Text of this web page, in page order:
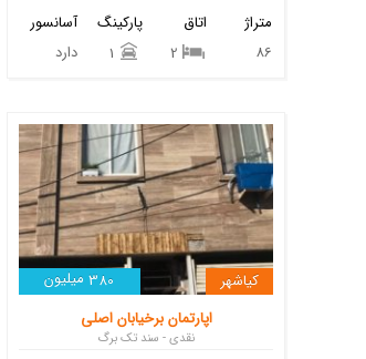
آسانسور
دارد
پارکینگ
اتاق
2
متراژ
86
380میلیون
کیاشهر
اپارتمان برخیابان اصلی
نقدی - سند تک برگ